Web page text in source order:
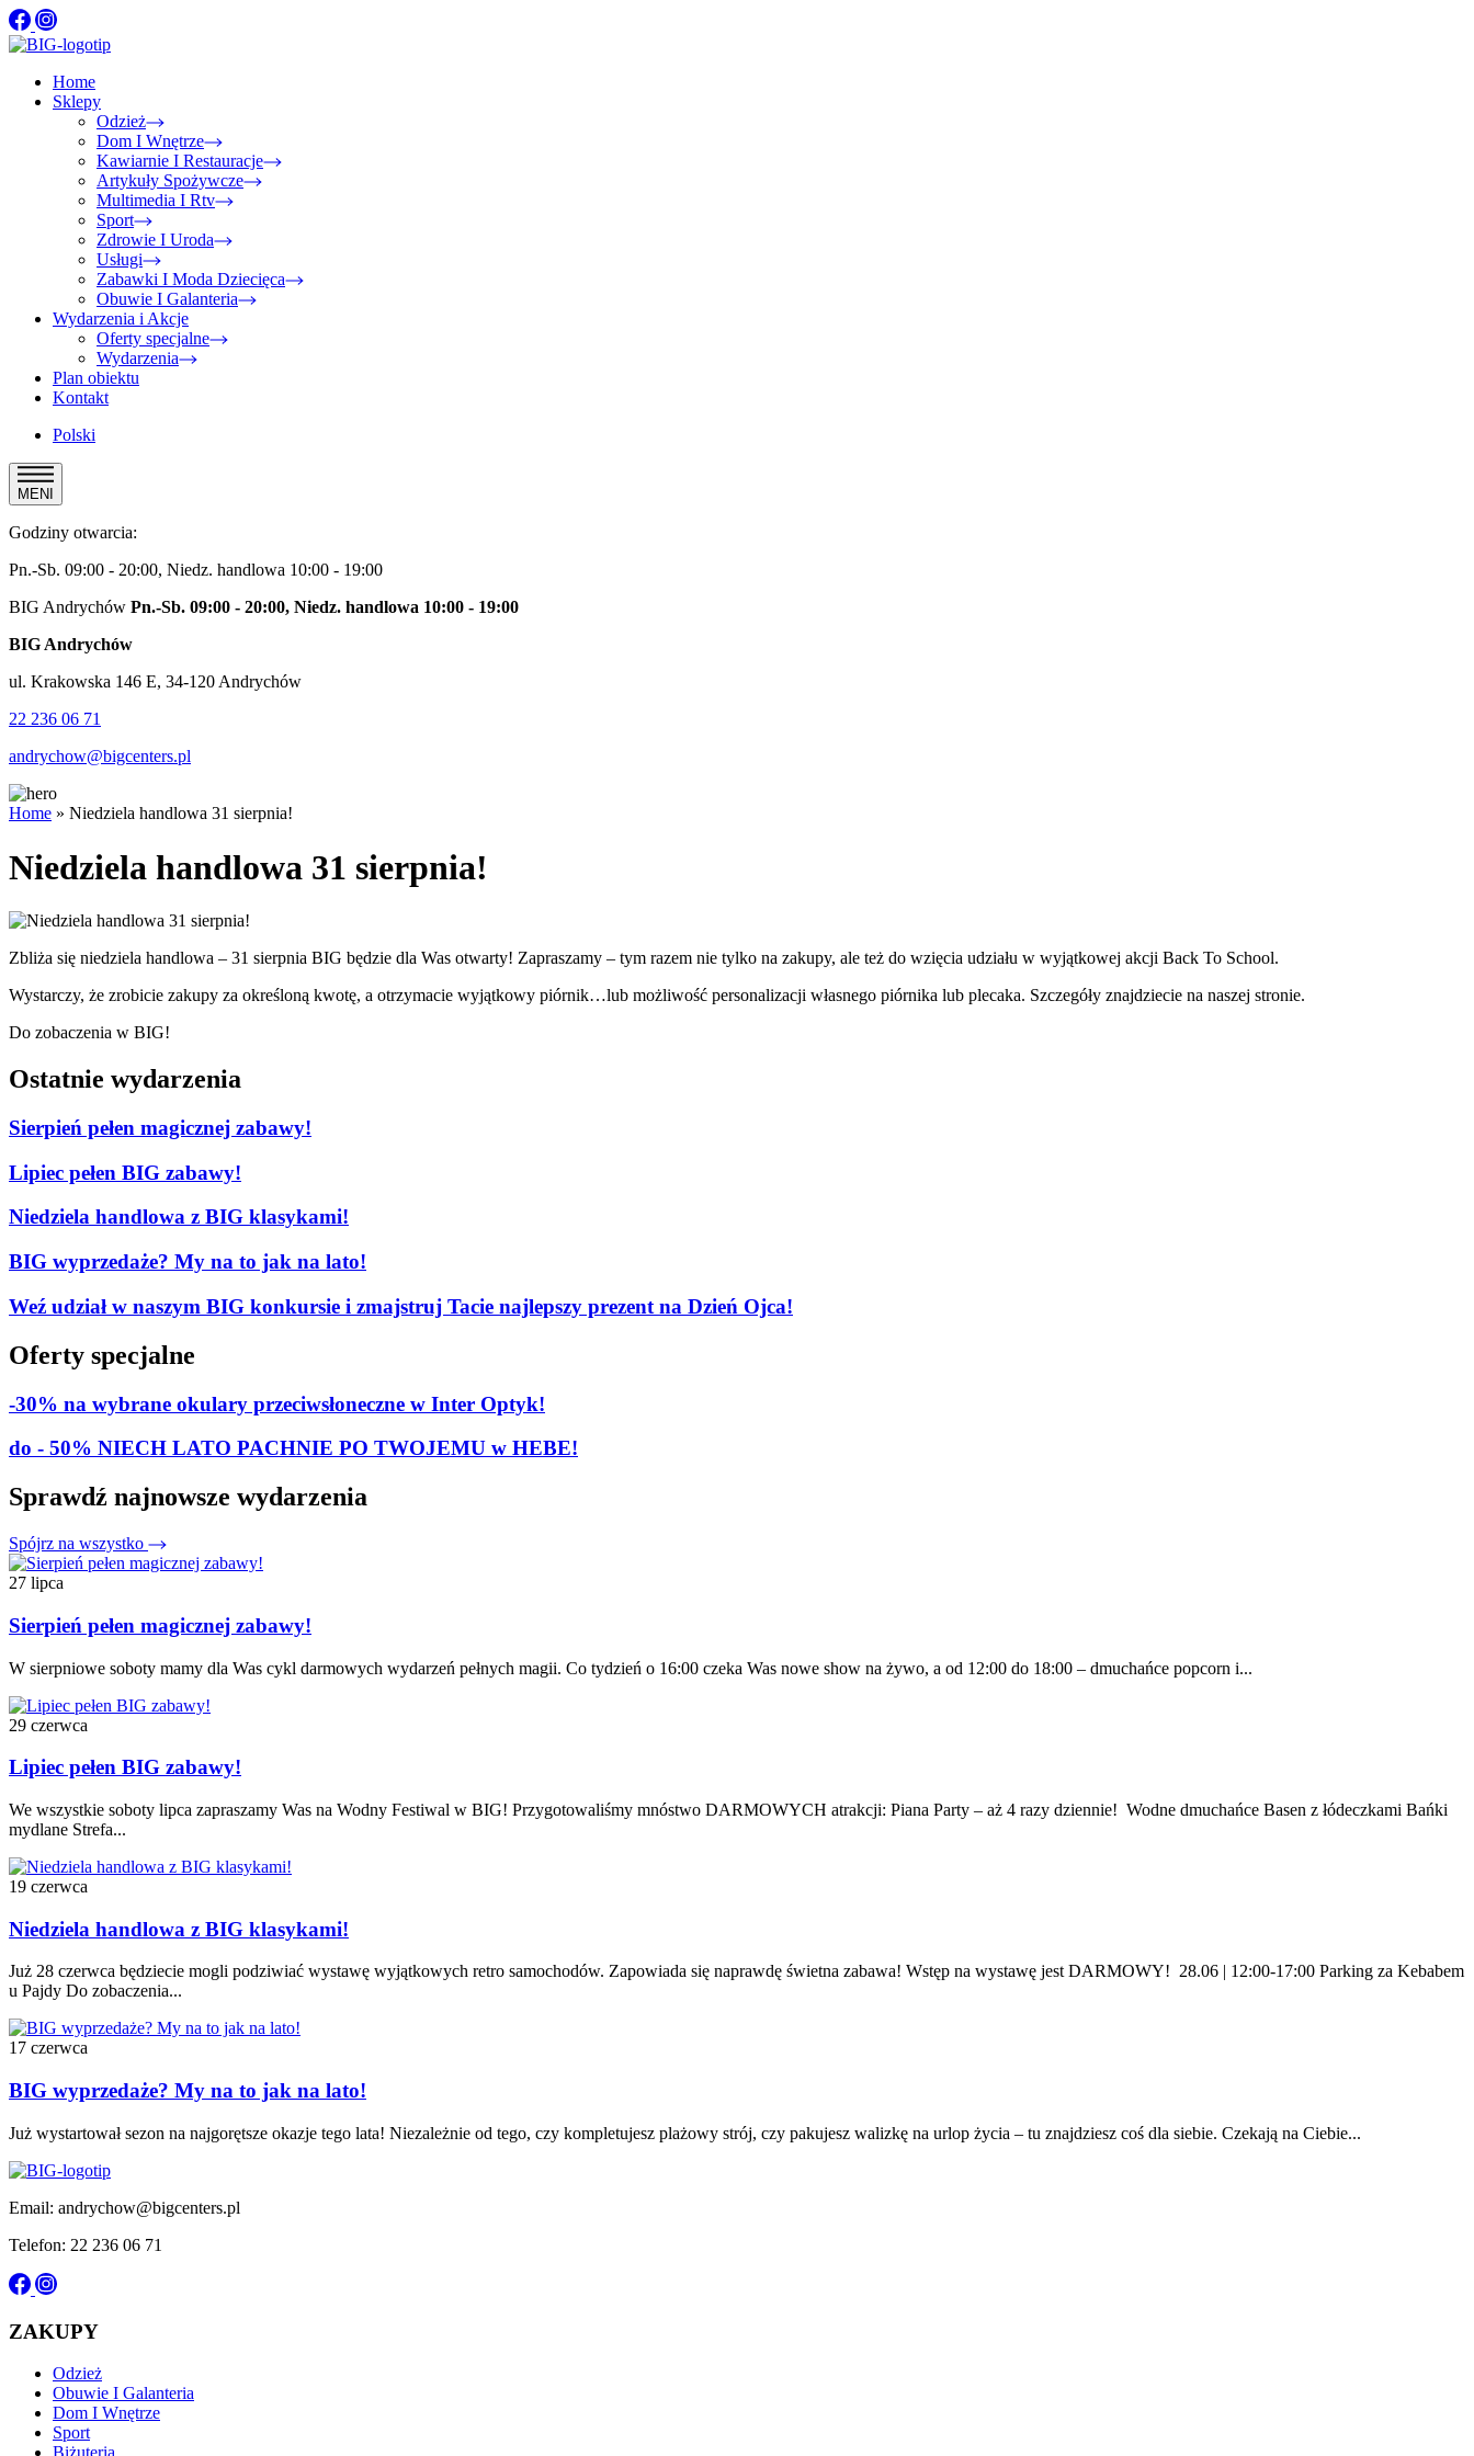
Home
Sklepy
Odzież
Dom I Wnętrze
Kawiarnie I Restauracje
Artykuły Spożywcze
Multimedia I Rtv
Sport
Zdrowie I Uroda
Usługi
Zabawki I Moda Dziecięca
Obuwie I Galanteria
Wydarzenia i Akcje
Oferty specjalne
Wydarzenia
Plan obiektu
Kontakt
Polski
MENI
Godziny otwarcia:
Pn.-Sb. 09:00 - 20:00, Niedz. handlowa 10:00 - 19:00
BIG Andrychów Pn.-Sb. 09:00 - 20:00, Niedz. handlowa 10:00 - 19:00
BIG Andrychów
ul. Krakowska 146 E, 34-120 Andrychów
22 236 06 71
andrychow@bigcenters.pl
Home » Niedziela handlowa 31 sierpnia!
Niedziela handlowa 31 sierpnia!
Zbliża się niedziela handlowa – 31 sierpnia BIG będzie dla Was otwarty! Zapraszamy – tym razem nie tylko na zakupy, ale też do wzięcia udziału w wyjątkowej akcji Back To School.
Wystarczy, że zrobicie zakupy za określoną kwotę, a otrzymacie wyjątkowy piórnik…lub możliwość personalizacji własnego piórnika lub plecaka. Szczegóły znajdziecie na naszej stronie.
Do zobaczenia w BIG!
Ostatnie wydarzenia
Sierpień pełen magicznej zabawy!
Lipiec pełen BIG zabawy!
Niedziela handlowa z BIG klasykami!
BIG wyprzedaże? My na to jak na lato!
Weź udział w naszym BIG konkursie i zmajstruj Tacie najlepszy prezent na Dzień Ojca!
Oferty specjalne
-30% na wybrane okulary przeciwsłoneczne w Inter Optyk!
do - 50% NIECH LATO PACHNIE PO TWOJEMU w HEBE!
Sprawdź najnowsze wydarzenia
Spójrz na wszystko
27 lipca
Sierpień pełen magicznej zabawy!
W sierpniowe soboty mamy dla Was cykl darmowych wydarzeń pełnych magii. Co tydzień o 16:00 czeka Was nowe show na żywo, a od 12:00 do 18:00 – dmuchańce popcorn i...
29 czerwca
Lipiec pełen BIG zabawy!
We wszystkie soboty lipca zapraszamy Was na Wodny Festiwal w BIG! Przygotowaliśmy mnóstwo DARMOWYCH atrakcji: Piana Party – aż 4 razy dziennie! Wodne dmuchańce Basen z łódeczkami Bańki
mydlane Strefa...
19 czerwca
Niedziela handlowa z BIG klasykami!
Już 28 czerwca będziecie mogli podziwiać wystawę wyjątkowych retro samochodów. Zapowiada się naprawdę świetna zabawa! Wstęp na wystawę jest DARMOWY! 28.06 | 12:00-17:00 Parking za Kebabem
u Pajdy Do zobaczenia...
17 czerwca
BIG wyprzedaże? My na to jak na lato!
Już wystartował sezon na najgorętsze okazje tego lata! Niezależnie od tego, czy kompletujesz plażowy strój, czy pakujesz walizkę na urlop życia – tu znajdziesz coś dla siebie. Czekają na Ciebie...
Email: andrychow@bigcenters.pl
Telefon: 22 236 06 71
ZAKUPY
Odzież
Obuwie I Galanteria
Dom I Wnętrze
Sport